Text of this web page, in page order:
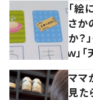
「絵
さか
か？
ｗ」
ママ
見た